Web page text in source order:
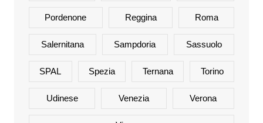
Pordenone Reggina Roma
Salernitana Sampdoria Sassuolo
SPAL Spezia Ternana Torino
Udinese Venezia Verona